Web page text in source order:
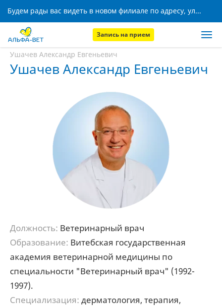
Будем рады вас видеть в новом филиале по адресу, ул. Кижеватова, 8!
Запись на прием
Главная
Наши сотрудники
Ушачев Александр Евгеньевич
Ушачев Александр Евгеньевич
Должность: Ветеринарный врач
Образование: Витебская государственная
академия ветеринарной медицины по
специальности "Ветеринарный врач" (1992-
1997).
Специализация: дерматология, терапия,